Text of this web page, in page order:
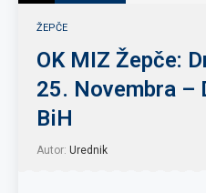
ŽEPČE
OK MIZ Žepče:
25. Novembra –
BiH
Autor: Urednik